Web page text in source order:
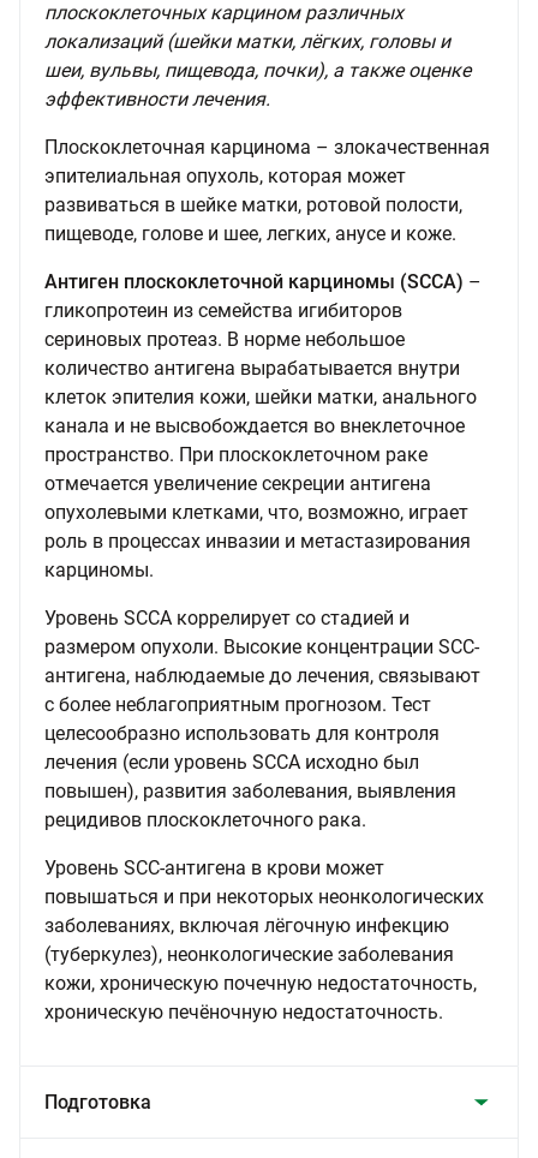
плоскоклеточных карцином различных
локализаций (шейки матки, лёгких, головы и
шеи, вульвы, пищевода, почки), а также оценке
эффективности лечения.
Плоскоклеточная карцинома – злокачественная
эпителиальная опухоль, которая может
развиваться в шейке матки, ротовой полости,
пищеводе, голове и шее, легких, анусе и коже.
Антиген плоскоклеточной карциномы (SCCА) –
гликопротеин из семейства игибиторов
сериновых протеаз. В норме небольшое
количество антигена вырабатывается внутри
клеток эпителия кожи, шейки матки, анального
канала и не высвобождается во внеклеточное
пространство. При плоскоклеточном раке
отмечается увеличение секреции антигена
опухолевыми клетками, что, возможно, играет
роль в процессах инвазии и метастазирования
карциномы.
Уровень SCCА коррелирует со стадией и
размером опухоли. Высокие концентрации SCC-
антигена, наблюдаемые до лечения, связывают
с более неблагоприятным прогнозом. Тест
целесообразно использовать для контроля
лечения (если уровень SCCА исходно был
повышен), развития заболевания, выявления
рецидивов плоскоклеточного рака.
Уровень SCC-антигена в крови может
повышаться и при некоторых неонкологических
заболеваниях, включая лёгочную инфекцию
(туберкулез), неонкологические заболевания
кожи, хроническую почечную недостаточность,
хроническую печёночную недостаточность.
Подготовка